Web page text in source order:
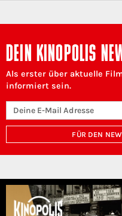
DEIN KINOPOLIS
Als erster über aktuelle
informiert sein.
FÜR DEN